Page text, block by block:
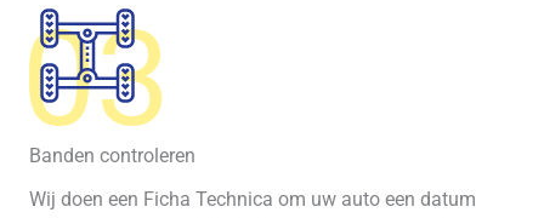
03
Banden controleren
Wij doen een Ficha Technica om uw auto een datum